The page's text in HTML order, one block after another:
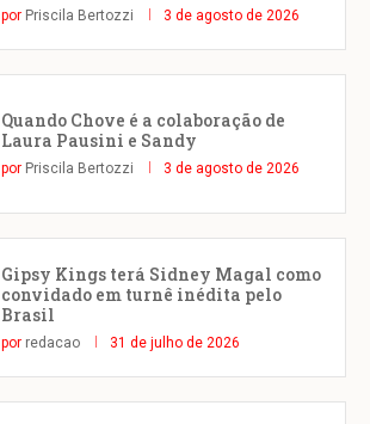
por Priscila Bertozzi 3 de agosto de 2026
Quando Chove é a colaboração de
Laura Pausini e Sandy
por Priscila Bertozzi 3 de agosto de 2026
Gipsy Kings terá Sidney Magal como
convidado em turnê inédita pelo
Brasil
por redacao 31 de julho de 2026